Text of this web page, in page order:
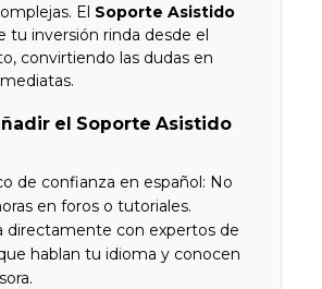
El Soporte Asistido
tu inversión rinda desde el
convirtiendo las dudas en
el Soporte Asistido
de confianza en español: No
en foros o tutoriales.
directamente con expertos de
hablan tu idioma y conocen